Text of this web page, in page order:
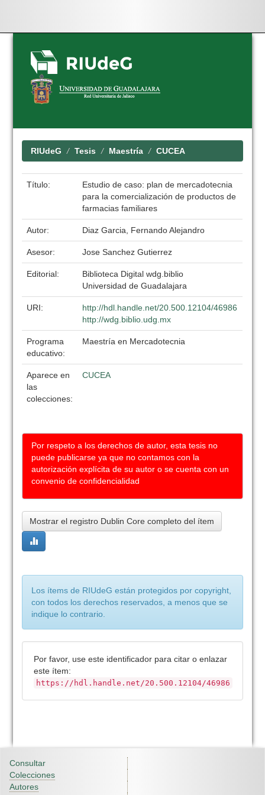
Skip
navigation
RIUdeG Tesis Maestría CUCEA
Título:
Estudio de caso: plan de mercadotecnia
para la comercialización de productos de
farmacias familiares
Autor: Diaz Garcia, Fernando Alejandro
Asesor: Jose Sanchez Gutierrez
Editorial:
Biblioteca Digital wdg.biblio
Universidad de Guadalajara
URI:
http://hdl.handle.net/20.500.12104/46986
http://wdg.biblio.udg.mx
Programa
educativo:
Maestría en Mercadotecnia
Aparece en
las
colecciones:
CUCEA
Por respeto a los derechos de autor, esta tesis no
puede publicarse ya que no contamos con la
autorización explícita de su autor o se cuenta con un
convenio de confidencialidad
Mostrar el registro Dublin Core completo del ítem
Los ítems de RIUdeG están protegidos por copyright,
con todos los derechos reservados, a menos que se
indique lo contrario.
Por favor, use este identificador para citar o enlazar
este ítem:
https://hdl.handle.net/20.500.12104/46986
Consultar
Colecciones
Autores